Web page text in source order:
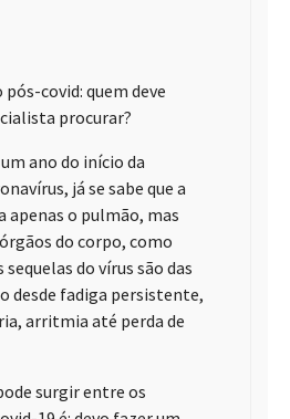
covid: quem deve
procurar?
ano do início da
já se sabe que a
apenas o pulmão, mas
do corpo, como
sequelas do vírus são das
desde fadiga persistente,
arritmia até perda de
surgir entre os